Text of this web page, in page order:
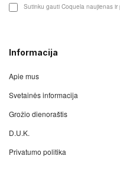
Sutinku gauti Coquela naujienas ir
Informacija
Apie mus
Svetainės informacija
Grožio dienoraštis
D.U.K.
Privatumo politika